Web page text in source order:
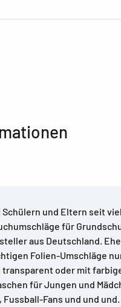
und Eltern seit
für
aus Deutschland.
Folien-Umschläge
oder mit
für Jungen und
Fans und und